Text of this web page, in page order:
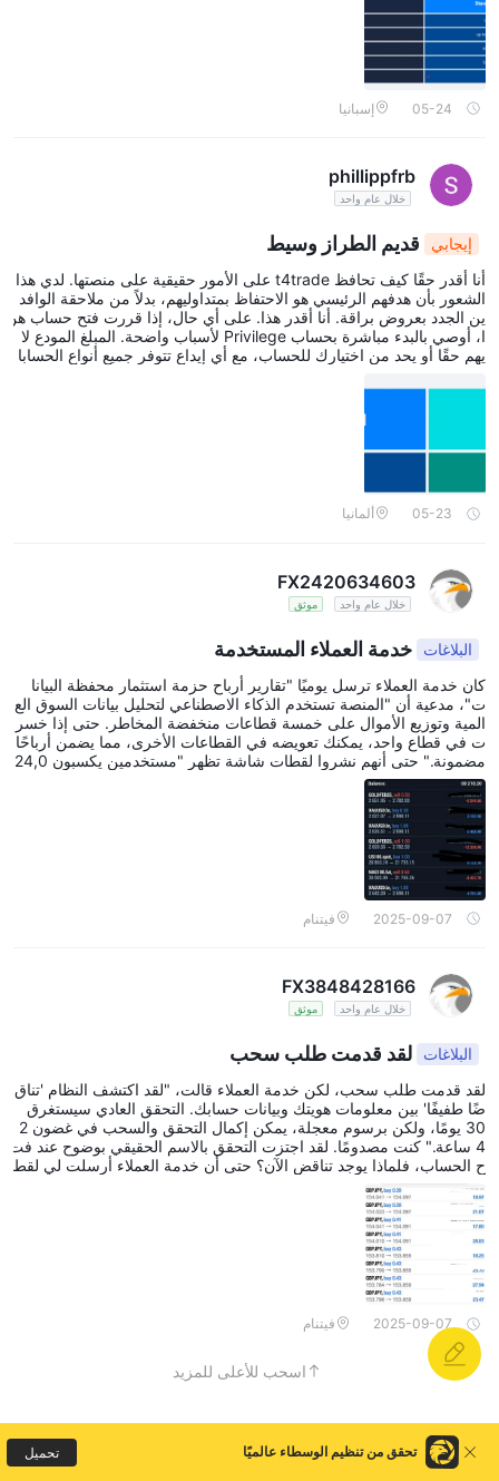
05-24 إسبانيا
phillippfrb
خلال عام واحد
إيجابي قديم الطراز وسيط
أنا أقدر حقًا كيف تحافظ t4trade على الأمور حقيقية على منصتها. لدي هذا
الشعور بأن هدفهم الرئيسي هو الاحتفاظ بمتداوليهم، بدلاً من ملاحقة الوافد
ين الجدد بعروض براقة. أنا أقدر هذا. على أي حال، إذا قررت فتح حساب هن
ا، أوصي بالبدء مباشرة بحساب Privilege لأسباب واضحة. المبلغ المودع لا
يهم حقًا أو يحد من اختيارك للحساب، مع أي إيداع تتوفر جميع أنواع الحسابا
05-23 ألمانيا
FX2420634603
خلال عام واحد موثق
البلاغات خدمة العملاء المستخدمة
كان خدمة العملاء ترسل يوميًا "تقارير أرباح حزمة استثمار محفظة البيانا
ت"، مدعية أن "المنصة تستخدم الذكاء الاصطناعي لتحليل بيانات السوق الع
المية وتوزيع الأموال على خمسة قطاعات منخفضة المخاطر. حتى إذا خسر
ت في قطاع واحد، يمكنك تعويضه في القطاعات الأخرى، مما يضمن أرباحًا
مضمونة." حتى أنهم نشروا لقطات شاشة تظهر "مستخدمين يكسبون 24,0
00 يوان في شهر واحد بعد شراء الحزمة." ومع ذلك، بعد ثلاثة أيام فقط م
0,000 يوان في أسبوع واحد فقط! اتصلت بخدمة العملاء، فقالوا: "التقلبات
قصيرة الأجل طبيعية؛ البيانات ستضبط نفسها مرة أخرى." انتظرت أسبوعًا آ
ستثمار مُحسنة بناءً على بيانات تاريخية. السوق الفعلي به عوامل لا يمكن ال
سيطرة عليها، والخسائر يتحملها المستخدم."
2025-09-07 فيتنام
FX3848428166
خلال عام واحد موثق
البلاغات لقد قدمت طلب سحب
لقد قدمت طلب سحب، لكن خدمة العملاء قالت، "لقد اكتشف النظام 'تناق
ضًا طفيفًا' بين معلومات هويتك وبيانات حسابك. التحقق العادي سيستغرق
30 يومًا، ولكن برسوم معجلة، يمكن إكمال التحقق والسحب في غضون 2
4 ساعة." كنت مصدومًا. لقد اجتزت التحقق بالاسم الحقيقي بوضوح عند فت
ح الحساب، فلماذا يوجد تناقض الآن؟ حتى أن خدمة العملاء أرسلت لي لقط
والي!" بعد انتظار ثلاثة أيام، كان التحقق لا يزال "قيد الانتظار."
2025-09-07 فيتنام
اسحب للأعلى للمزيد
تحقق من تنظيم الوسطاء عالميًا تحميل